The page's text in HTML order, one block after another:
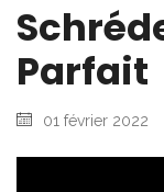
Parfait
01 février 2022